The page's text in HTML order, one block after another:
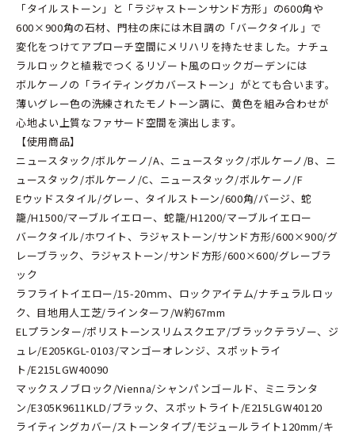
「タイルストーン」と「ラジャストーンサンド方形」の600角や
600×900角の石材、門柱の床には木目調の「バークタイル」で
変化をつけてアプローチ空間にメリハリを持たせました。ナチュ
ラルロックと植栽でつくるリゾート風のロックガーデンには
ボルケーノの「ライティングカバーストーン」がとても合います。
薄いグレー色の洗練されたモノトーン調に、黄色を組み合わせが
心地よい上質なファサード空間を演出します。
【使用商品】
ニュースタック/ボルケーノ/A、ニュースタック/ボルケーノ/B、ニ
ュースタック/ボルケーノ/C、ニュースタック/ボルケーノ/F
Eウッドスタイル/グレー、タイルストーン/600角/バージ、蛇
籠/H1500/マーブルイエロー、蛇籠/H1200/マーブルイエロー
バークタイル/ホワイト、ラジャストーン/サンド方形/600×900/グ
レーブラック、ラジャストーン/サンド方形/600×600/グレーブラ
ック
ラフライトイエロー/15-20ｍｍ、ロックアイテム/ナチュラルロッ
ク、目地用人工芝/ラインターフ/W約67mm
ELプランター/ポリストーンスリムスクエア/ブラックテラゾー、ジ
ュレ/E205KGL-0103/マンゴーオレンジ、スポットライ
ト/E215LGW40090
マックスノブロック/Vienna/シャンパンゴールド、ミニランタ
ン/E305K9611KLD/ブラック、スポットライト/E215LGW40120
ライティングカバー/ストーンタイプ/モジュールライト120mm/キ